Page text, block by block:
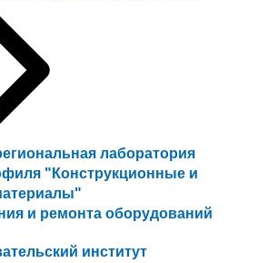
лаборатория
"Конструкционные и
и ремонта оборудований
институт